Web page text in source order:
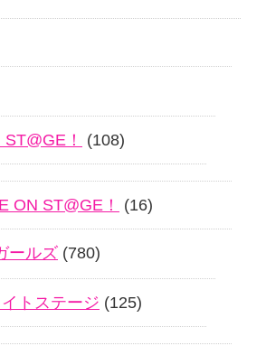
！ (108)
ST@GE！ (16)
ールズ (780)
トステージ (125)